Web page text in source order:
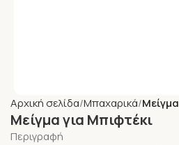
Αρχική σελίδα Μπαχαρικά
Μείγμα για Μπιφτέκι
Περιγραφή